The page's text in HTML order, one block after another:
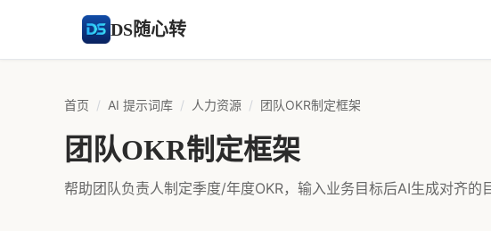
DS随心转
首页 / AI 提示词库 / 人力资源 / 团队OKR制定框架
团队OKR制定框架
帮助团队负责人制定季度/年度OKR，输入业务目标后AI生成对齐的